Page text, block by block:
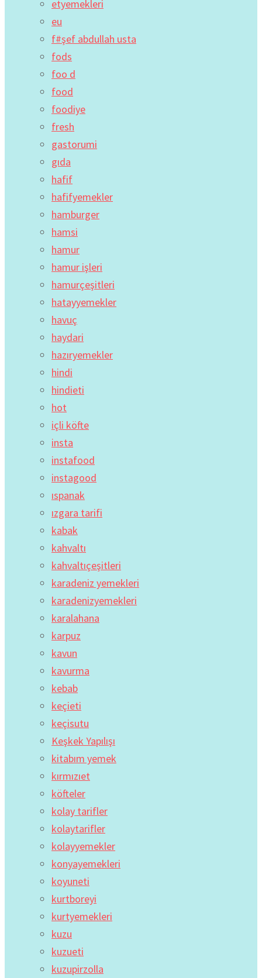
etyemekleri
eu
f#şef abdullah usta
fods
foo d
food
foodiye
fresh
gastorumi
gıda
hafif
hafifyemekler
hamburger
hamsi
hamur
hamur işleri
hamurçeşitleri
hatayyemekler
havuç
haydari
hazıryemekler
hindi
hindieti
hot
içli köfte
insta
instafood
instagood
ıspanak
ızgara tarifi
kabak
kahvaltı
kahvaltıçeşitleri
karadeniz yemekleri
karadenizyemekleri
karalahana
karpuz
kavun
kavurma
kebab
keçieti
keçisutu
Keşkek Yapılışı
kitabım yemek
kırmızıet
köfteler
kolay tarifler
kolaytarifler
kolayyemekler
konyayemekleri
koyuneti
kurtboreyi
kurtyemekleri
kuzu
kuzueti
kuzupirzolla